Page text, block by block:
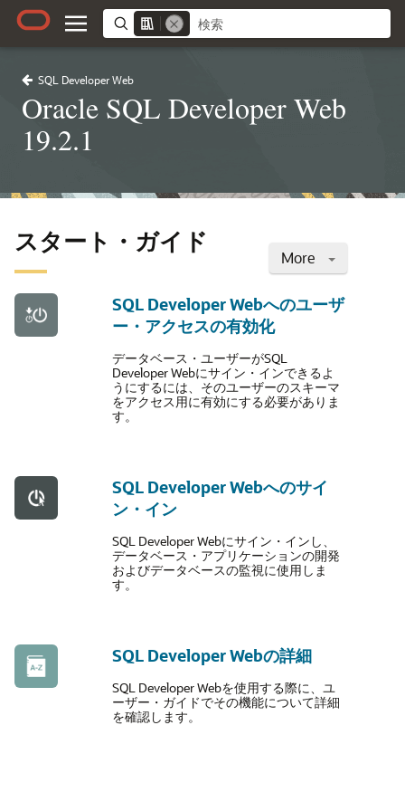
SQL Developer Web
Oracle SQL Developer Web
19.2.1
More
スタート・ガイド
SQL Developer Webへのユーザ
ー・アクセスの有効化
データベース・ユーザーがSQL
Developer Webにサイン・インできるよ
うにするには、そのユーザーのスキーマ
をアクセス用に有効にする必要がありま
す。
SQL Developer Webへのサイ
ン・イン
SQL Developer Webにサイン・インし、
データベース・アプリケーションの開発
およびデータベースの監視に使用しま
す。
SQL Developer Webの詳細
SQL Developer Webを使用する際に、ユ
ーザー・ガイドでその機能について詳細
を確認します。